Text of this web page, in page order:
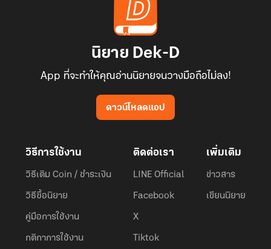
นิยาย Dek-D
App ที่จะทำให้คุณอ่านนิยายจนวางมือถือไม่ลง!
ดาวน์โหลดแอป
วิธีการใช้งาน
วิธีเติม Coin / ชำระเงิน
วิธีซื้อนิยาย
คู่มือการใช้งาน
กติกาการใช้งาน
ติดต่อเรา
LINE Official
Facebook
X
Tiktok
เพิ่มเติม
ข่าวสาร
เขียนนิยาย